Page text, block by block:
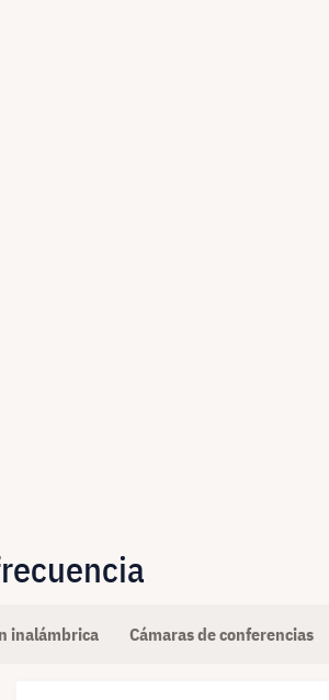
inalámbrica Cámaras de conferencias